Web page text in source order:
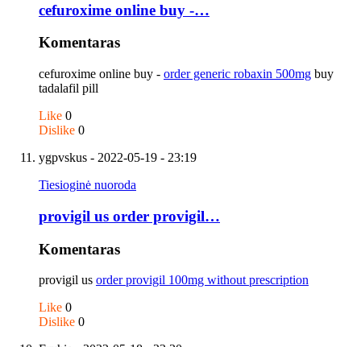
cefuroxime online buy -…
Komentaras
cefuroxime online buy - order generic robaxin 500mg buy
tadalafil pill
Like 0
Dislike 0
ygpvskus - 2022-05-19 - 23:19
Tiesioginė nuoroda
provigil us order provigil…
Komentaras
provigil us order provigil 100mg without prescription
Like 0
Dislike 0